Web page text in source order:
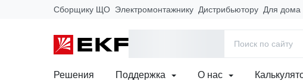
Сборщику ЩО Электромонтажнику Дистрибьютору Для дома
Решения Поддержка О нас
Главная
Выключатель